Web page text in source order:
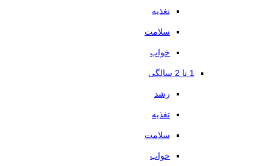
تغذیه
سلامت
خواب
1 تا 2 سالگی
رشد
تغذیه
سلامت
خواب